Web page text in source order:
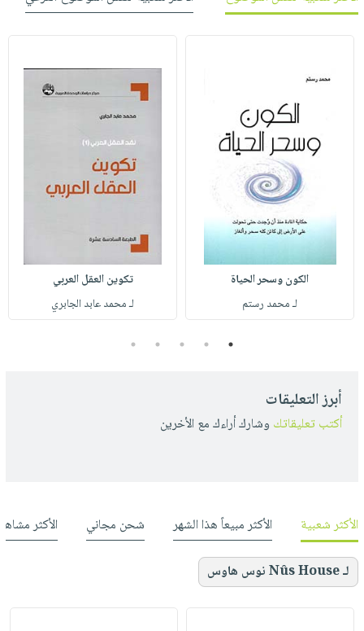
الكون وسحر الحياة
لـ محمد رستم
تكوين العقل العربي
لـ محمد عابد الجابري
1
2
3
4
5
أبرز التعليقات
أكتب تعليقاتك وشارك أراءك مع الأخرين
الأكثر شعبية الأكثر مبيعاً هذا الشهر شحن مجاني الأكثر
لـ Nûs House نوس هاوس